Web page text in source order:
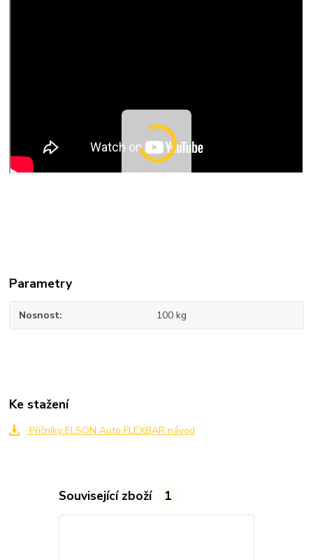
Parametry
Nosnost 100 kg
Ke stažení
Příčníky ELSON Auto FLEXBAR návod
Související zboží 1